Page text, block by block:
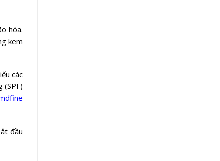
hóa.
kem
các
(SPF)
đầu